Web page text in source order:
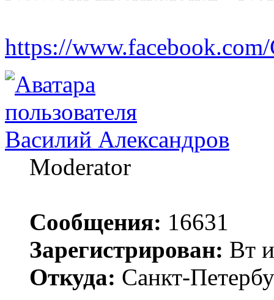
https://
Василий Александров
Moderator
Сообщения: 16631
Зарегистрирован: Вт
Откуда: Санкт-